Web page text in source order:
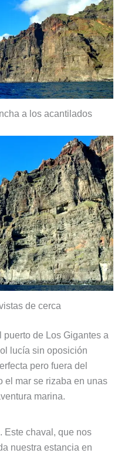
a los acantilados
de cerca
de Los Gigantes a
lucía sin oposición
pero fuera del
el mar se rizaba en unas
marina.
Este chaval, que nos
nuestra estancia en